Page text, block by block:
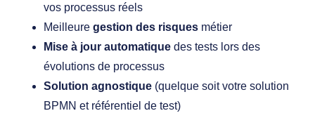
vos processus réels
Meilleuregestion des risques métier
Mise à jour automatique des tests lors des
évolutions de processus
Solution agnostique (quelque soit votre solution
BPMN et référentiel de test)